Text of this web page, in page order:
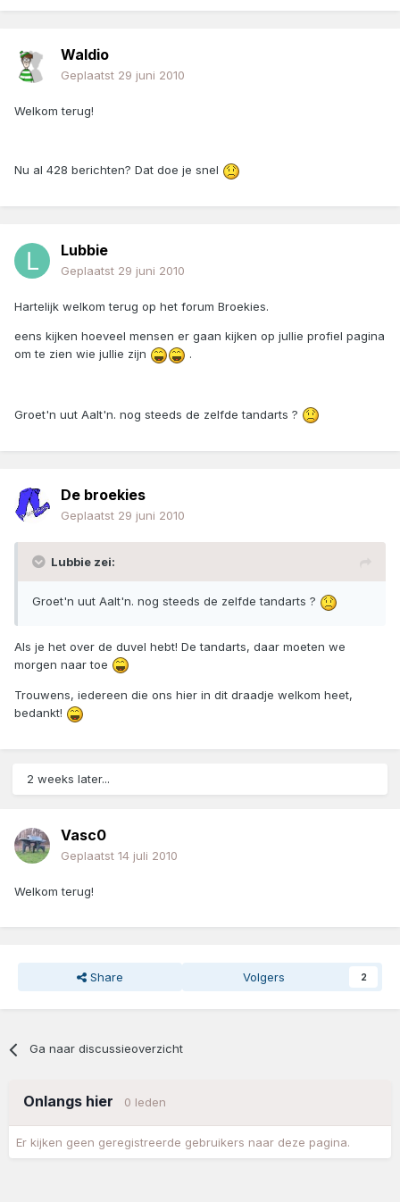
Waldio
Geplaatst 29 juni 2010
Welkom terug!
Nu al 428 berichten? Dat doe je snel
Lubbie
Geplaatst 29 juni 2010
Hartelijk welkom terug op het forum Broekies.
eens kijken hoeveel mensen er gaan kijken op jullie profiel pagina
om te zien wie jullie zijn
.
Groet'n uut Aalt'n. nog steeds de zelfde tandarts ?
De broekies
Geplaatst 29 juni 2010
Lubbie zei:
Groet'n uut Aalt'n. nog steeds de zelfde tandarts ?
Als je het over de duvel hebt! De tandarts, daar moeten we
morgen naar toe
Trouwens, iedereen die ons hier in dit draadje welkom heet,
bedankt!
2 weeks later...
Vasc0
Geplaatst 14 juli 2010
Welkom terug!
Share Volgers 2
Ga naar discussieoverzicht
Onlangs hier 0 leden
Er kijken geen geregistreerde gebruikers naar deze pagina.